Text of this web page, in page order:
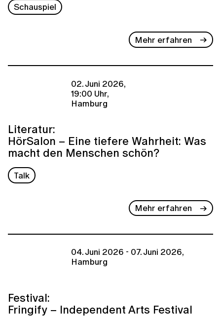
Schauspiel
Mehr erfahren
02. Juni 2026,
19:00 Uhr,
Hamburg
Literatur:
HörSalon – Eine tiefere Wahrheit: Was
macht den Menschen schön?
Talk
Mehr erfahren
04. Juni 2026 - 07. Juni 2026,
Hamburg
Festival:
Fringify – Independent Arts Festival